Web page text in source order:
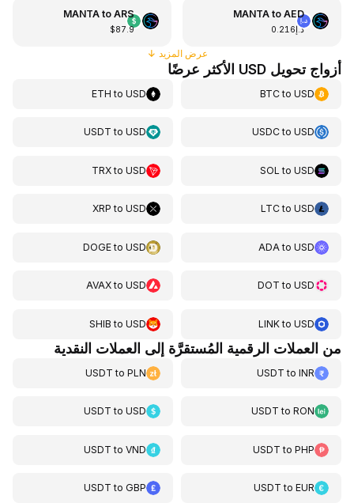
MANTA toAED
د.إ0.216
MANTA toARS
$87.9
عرض المزيد ↓
أزواج تحويل USD الأكثر عرضًا
BTCtoUSD
ETH toUSD
USDCtoUSD
USDT toUSD
SOL toUSD
TRXtoUSD
LTCtoUSD
XRP toUSD
ADA toUSD
DOGEtoUSD
DOT toUSD
AVAXtoUSD
LINKtoUSD
SHIB toUSD
من العملات الرقمية المُستقرَّة إلى العملات النقدية
USDT toINR
USDT toPLN
USDT toRON
USDT toUSD
USDT toPHP
USDT toVND
USDT toEUR
USDT toGBP